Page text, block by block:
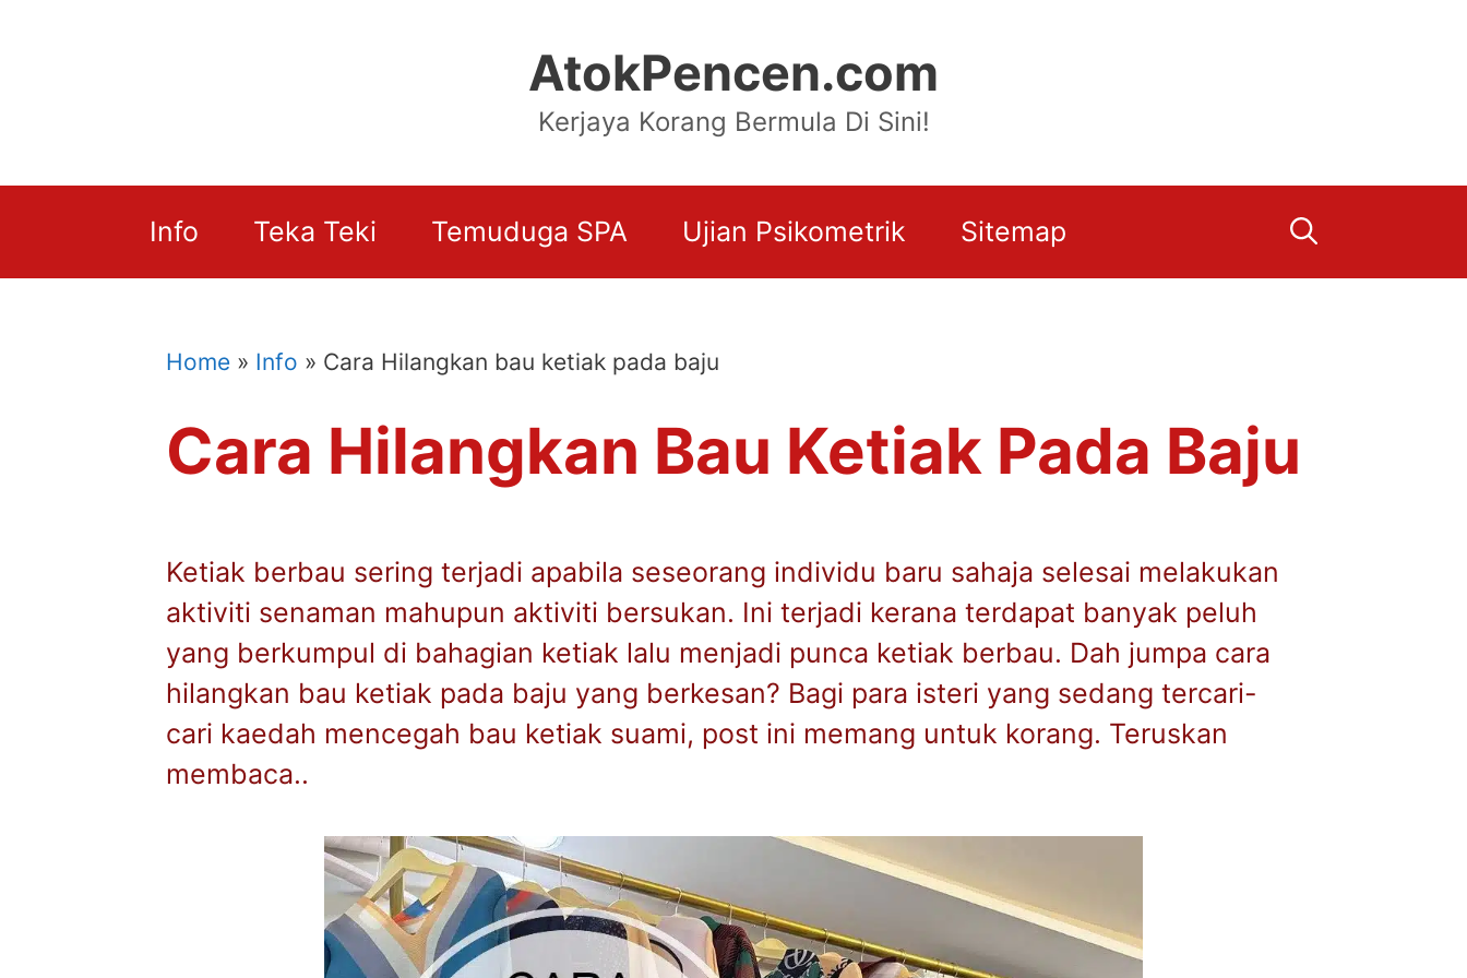
AtokPencen.com
Kerjaya Korang Bermula Di Sini!
Info Teka Teki Temuduga SPA Ujian Psikometrik Sitemap
Home » Info » Cara Hilangkan bau ketiak pada baju
Cara Hilangkan Bau Ketiak Pada Baju
Ketiak berbau sering terjadi apabila seseorang individu baru sahaja selesai melakukan
aktiviti senaman mahupun aktiviti bersukan. Ini terjadi kerana terdapat banyak peluh
yang berkumpul di bahagian ketiak lalu menjadi punca ketiak berbau. Dah jumpa cara
hilangkan bau ketiak pada baju yang berkesan? Bagi para isteri yang sedang tercari-
cari kaedah mencegah bau ketiak suami, post ini memang untuk korang. Teruskan
membaca..